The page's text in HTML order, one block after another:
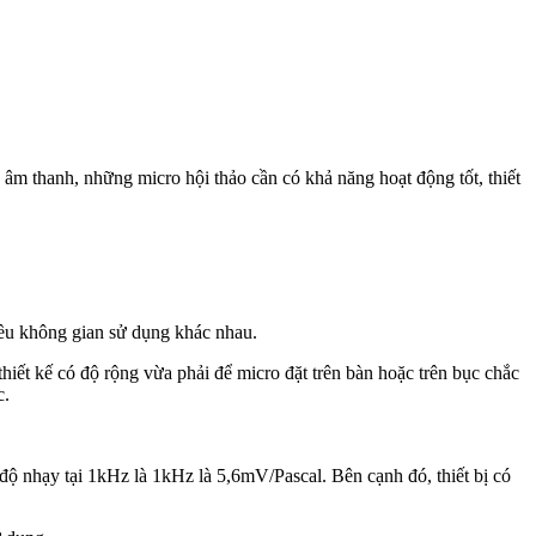
thanh, những micro hội thảo cần có khả năng hoạt động tốt, thiết
không gian sử dụng khác nhau.
kế có độ rộng vừa phải để micro đặt trên bàn hoặc trên bục chắc
nhạy tại 1kHz là 1kHz là 5,6mV/Pascal. Bên cạnh đó, thiết bị có